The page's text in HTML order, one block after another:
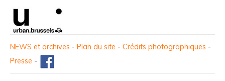
NEWS et archives - Plan du site - Crédits photographiques -
Presse -